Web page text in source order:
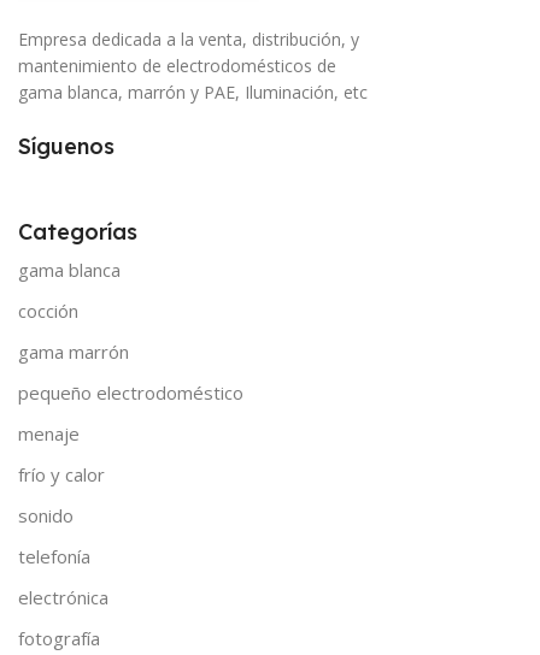
Empresa dedicada a la venta, distribución, y
mantenimiento de electrodomésticos de
gama blanca, marrón y PAE, Iluminación, etc
Síguenos
Categorías
gama blanca
cocción
gama marrón
pequeño electrodoméstico
menaje
frío y calor
sonido
telefonía
electrónica
fotografía